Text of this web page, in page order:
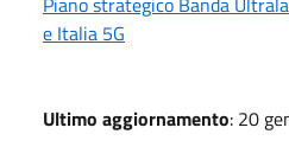
e Italia 5G
Ultimo aggiornamento: 20